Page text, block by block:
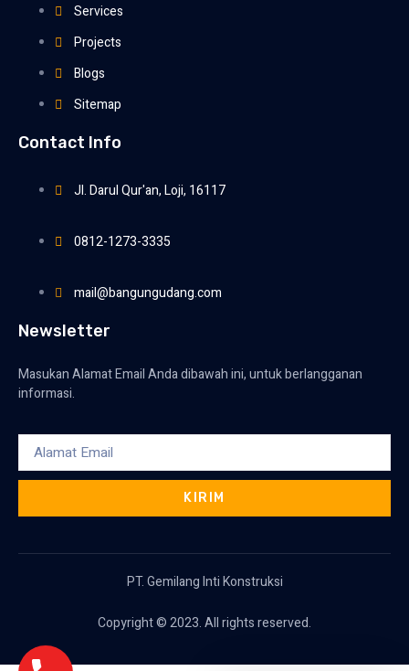
Services
Projects
Blogs
Sitemap
Contact Info
Jl. Darul Qur'an, Loji, 16117
0812-1273-3335
mail@bangungudang.com
Newsletter
Masukan Alamat Email Anda dibawah ini, untuk berlangganan
informasi.
KIRIM
PT. Gemilang Inti Konstruksi
Copyright © 2023. All rights reserved.